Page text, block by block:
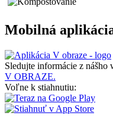
Mobilná
Sledujte informácie z nášho
V OBRAZE.
Voľne k stiahnutiu: